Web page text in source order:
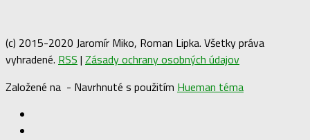
(c) 2015-2020 Jaromír Miko, Roman Lipka. Všetky práva
vyhradené. RSS | Zásady ochrany osobných údajov
Založené na - Navrhnuté s použitím Hueman téma